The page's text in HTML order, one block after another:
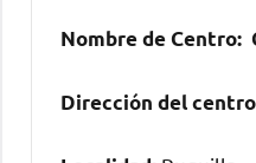
Nombre dе Centro:
Dirección del